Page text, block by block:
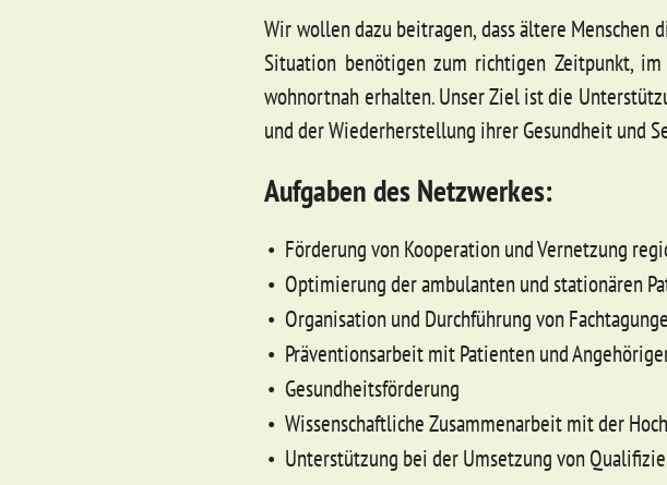
Wir wollen dazu beitragen, dass ältere
Situation benötigen zum richtigen Zeitpunkt,
wohnortnah erhalten. Unser Ziel ist die
und der Wiederherstellung ihrer Gesundheit und
Aufgaben des Netzwerkes:
Förderung von Kooperation und Vernetzung
Optimierung der ambulanten und stationären
Organisation und Durchführung von
Präventionsarbeit mit Patienten und
Gesundheitsförderung
Wissenschaftliche Zusammenarbeit mit der
Unterstützung bei der Umsetzung von